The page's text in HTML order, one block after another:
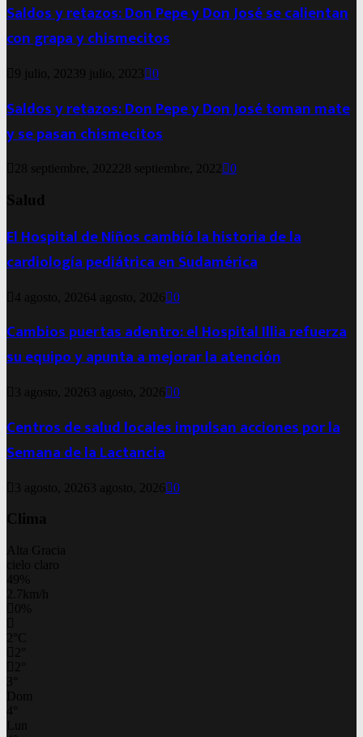
Saldos y retazos: Don Pepe y Don José se calientan
con grapa y chismecitos
9 julio, 20239 julio, 2023 0
Saldos y retazos: Don Pepe y Don José toman mate
y se pasan chismecitos
28 septiembre, 202228 septiembre, 2022 0
Salud
El Hospital de Niños cambió la historia de la
cardiología pediátrica en Sudamérica
4 agosto, 20264 agosto, 2026 0
Cambios puertas adentro: el Hospital Illia refuerza
su equipo y apunta a mejorar la atención
3 agosto, 2026 3 agosto, 2026 0
Centros de salud locales impulsan acciones por la
Semana de la Lactancia
3 agosto, 2026 3 agosto, 2026 0
Clima
Alta Gracia
cielo claro
49%
2.7km/h
0%
C
3
Dom
4
Lun